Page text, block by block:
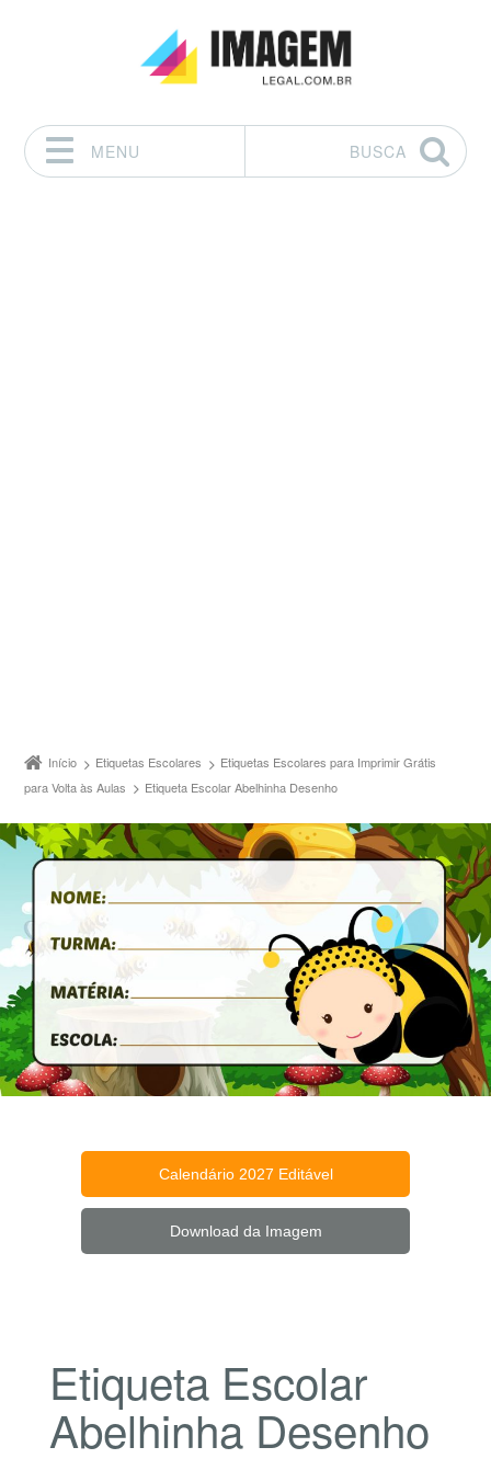
MENU
BUSCA
Início Etiquetas Escolares
Etiquetas Escolares para Imprimir Grátis
para Volta às Aulas
Etiqueta Escolar Abelhinha Desenho
Calendário 2027 Editável
Download da Imagem
Etiqueta Escolar
Abelhinha Desenho